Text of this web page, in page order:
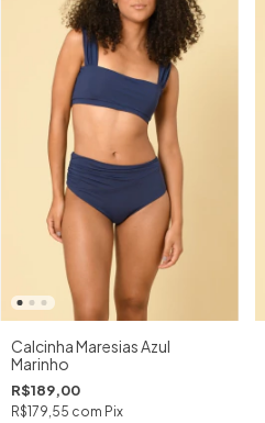
Calcinha Maresias Azul
Marinho
R$189,00
R$179,55 com Pix